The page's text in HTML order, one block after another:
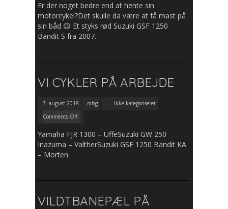
Er der noget bedre end at hente sin
motorcykel?Det skulle da være at få mast på
sin båd 😉 Et styks rød Suzuki GSF 1250
Bandit S fra 2007.
VI CYKLER PÅ ARBEJDE
7. august 2018 mhg
Ikke kategoriseret
Comments Off
Yamaha FJR 1300 – UffeSuzuki GW 250
Inazuma – ValtherSuzuki GSF 1250 Bandit KA
– Morten
VILDTBANEPÆL PÅ